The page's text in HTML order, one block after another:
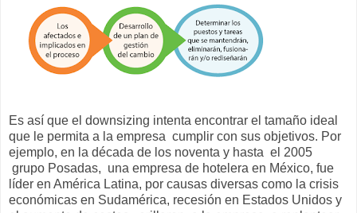
Es así que el downsizing intenta encontrar el tamaño ideal
que le permita a la empresa cumplir con sus objetivos. Por
ejemplo, en la década de los noventa y hasta el 2005
grupo Posadas, una empresa de hotelera en México, fue
líder en América Latina, por causas diversas como la crisis
económicas en Sudamérica, recesión en Estados Unidos y